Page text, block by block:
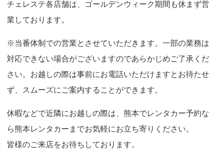
チェレステ各店舗は、ゴールデンウィーク期間も休まず営
業しております。
※当番体制での営業とさせていただきます。一部の業務は
対応できない場合がございますのであらかじめご了承くだ
さい。お越しの際は事前にお電話いただけますとお待たせ
ず、スムーズにご案内することができます。
休暇などで近隣にお越しの際は、熊本でレンタカー予約な
ら熊本レンタカーまでお気軽にお立ち寄りください。
皆様のご来店をお待ちしております。